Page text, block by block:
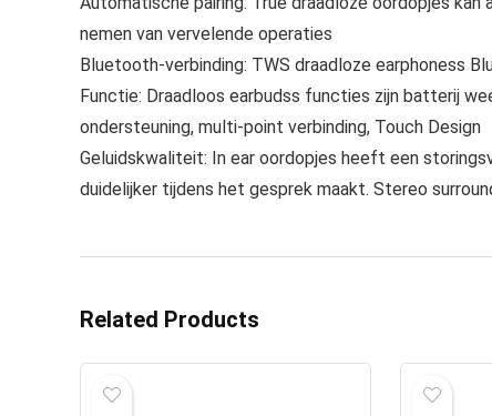
nemen van vervelende operaties
Bluetooth-verbinding: TWS draadloze earphoness
Functie: Draadloos earbudss functies zijn batterij
ondersteuning, multi-point verbinding, Touch Design
Geluidskwaliteit: In ear oordopjes heeft een
duidelijker tijdens het gesprek maakt. Stereo
Related Products